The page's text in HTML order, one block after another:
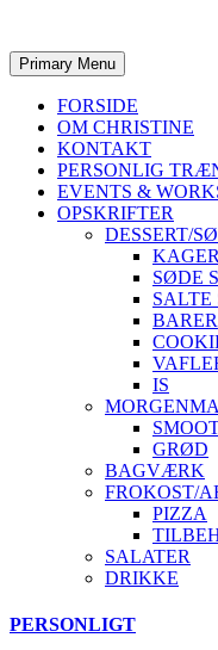
Primary Menu
FORSIDE
OM CHRISTINE
KONTAKT
PERSONLIG
EVENTS &
OPSKRIFTER
DESSERT/
SØDE
SALTE
BARER
IS
GRØD
BAGVÆRK
FROKOST/
PIZZA
SALATER
DRIKKE
Skip
PERSONLIGT